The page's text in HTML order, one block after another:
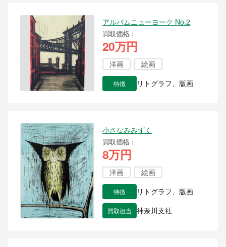
アルバムニューヨーク No.2
買取価格
20万円
洋画 絵画
特徴 リトグラフ、版画
小さなみみずく
買取価格
8万円
洋画 絵画
特徴 リトグラフ、版画
買取担当 神奈川支社